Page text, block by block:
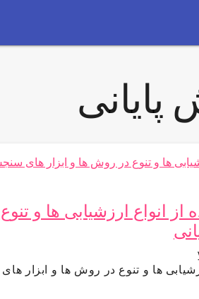
انواع ارزشیابی ها و
ها و تنوع در روش ها و ابزار